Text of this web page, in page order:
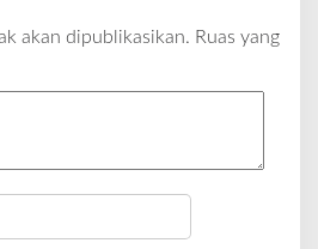
akan dipublikasikan. Ruas yang